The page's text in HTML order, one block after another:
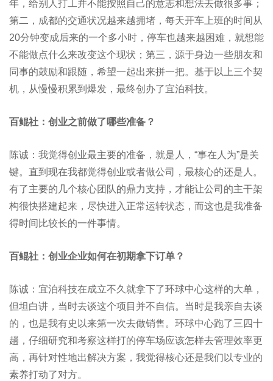
年，给别人打工并不能按照自己的意志和想法去做很多事；
第二，成都的交通状况越来越拥堵，每天开车上班的时间从
20分钟变成后来的一个多小时，停车也越来越困难，就想能
不能做点什么来改变这个现状；第三，源于身边一些朋友和
同事的鼓励和跟随，希望一起出来拼一把。基于以上三个契
机，从慢慢积累到爆发，最终创办了宜泊科技。
百鲲社：创业之前做了哪些准备？
陈诚：我觉得创业最主要的准备，就是人，“事在人为”是关
键。直到现在我都觉得创业或者做公司，最核心的还是人。
有了主要的几个核心团队的鼎力支持，才能让公司的主干架
构很快搭建起来，尽快进入正常运转状态，而这也是我准备
得时间比较长的一件事情。
百鲲社：创业企业如何在初期拿下订单？
陈诚：宜泊科技在成立不久就拿下了环球中心这样的大单，
但坦白讲，当时去谈这个项目并不自信。当时是我亲自去谈
的，也是我有史以来第一次去做销售。环球中心跑了三四十
趟，仔细研究和考察这样打的停车场应该怎样去管理效率更
高，再针对性地出解决方案，我觉得核心还是我们以专业的
素养打动了对方。